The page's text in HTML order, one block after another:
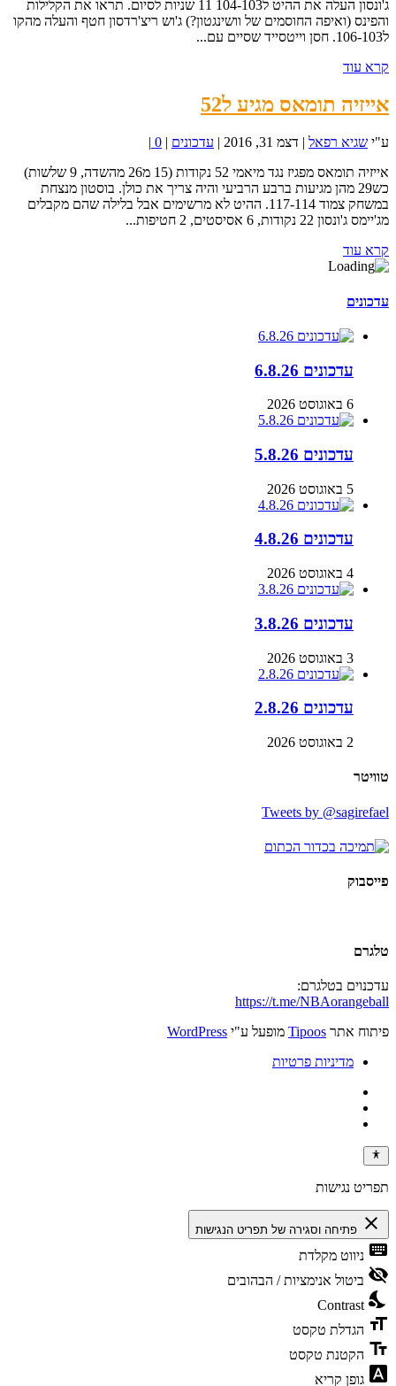
ג'ונסון העלה את ההיט ל104-103 11 שניות לסיום. תראו את הקלילות
והפינס (ואיפה החוסמים של וושינגטון?) ג'וש ריצ'רדסון חטף והעלה מהקו
ל106-103. חסן וייטסייד שסיים עם...
קרא עוד
אייזיה תומאס מגיע ל52
ע"י שגיא רפאל | דצמ 31, 2016 | עדכונים |
0
|
אייזיה תומאס מפגיז נגד מיאמי 52 נקודות (15 מ26 מהשדה, 9 שלשות)
כש29 מהן מגיעות ברבע הרביעי והיה צריך את כולן. בוסטון מנצחת
במשחק צמוד 117-114. ההיט לא מרשימים אבל בלילה שהם מקבלים
מג'יימס ג'ונסון 22 נקודות, 6 אסיסטים, 2 חטיפות...
קרא עוד
עדכונים
עדכונים 6.8.26
6 באוגוסט 2026
עדכונים 5.8.26
5 באוגוסט 2026
עדכונים 4.8.26
4 באוגוסט 2026
עדכונים 3.8.26
3 באוגוסט 2026
עדכונים 2.8.26
2 באוגוסט 2026
טוויטר
Tweets by @sagirefael
פייסבוק
טלגרם
עדכנוים בטלגרם:
https://t.me/NBAorangeball
פיתוח אתר Tipoos מופעל ע"י WordPress
מדיניות פרטיות
תפריט נגישות
close פתיחה וסגירה של תפריט הנגישות
keyboard ניווט מקלדת
visibility_off ביטול אנימציות / הבהובים
nights_stay
Contrast
format_size הגדלת טקסט
text_fields הקטנת טקסט
font_download גופן קריא